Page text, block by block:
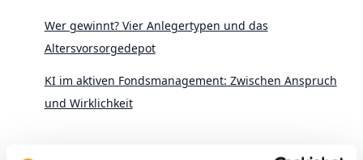
Wer gewinnt? Vier Anlegertypen und das
Altersvorsorgedepot
KI im aktiven Fondsmanagement: Zwischen Anspruch
und Wirklichkeit